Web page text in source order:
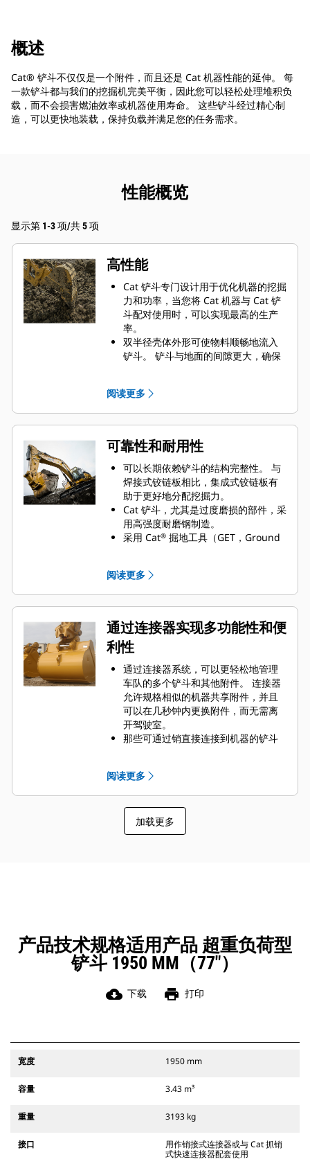
概述
Cat® 铲斗不仅仅是一个附件，而且还是 Cat 机器性能的延伸。 每
一款铲斗都与我们的挖掘机完美平衡，因此您可以轻松处理堆积负
载，而不会损害燃油效率或机器使用寿命。 这些铲斗经过精心制
造，可以更快地装载，保持负载并满足您的任务需求。
性能概览
显示第 1-3 项/共 5 项
高性能
Cat 铲斗专门设计用于优化机器的挖掘
力和功率，当您将 Cat 机器与 Cat 铲
斗配对使用时，可以实现最高的生产
率。
双半径壳体外形可使物料顺畅地流入
铲斗。 铲斗与地面的间隙更大，确保
油耗在挖掘过程中达到峰值。 Cat 铲
斗可以快速铲挖物料，提高了机器的
整体工作效率。
可在更短的时间内装载更多的物料。
对于每次装载，铲斗形状和侧挡板都
可将大部分物料保留在铲斗内。
阅读更多
可靠性和耐用性
可以长期依赖铲斗的结构完整性。 与
焊接式铰链板相比，集成式铰链板有
助于更好地分配挖掘力。
Cat 铲斗，尤其是过度磨损的部件，采
用高强度耐磨钢制造。
采用 Cat® 掘地工具（GET，Ground
铲刀有助于保护铲斗中最常接触和穿
过物料的部件。
通过为您的铲斗和应用组合选择正确
的 GET 来降低维护成本。
铲斗齿尖提供多种选择，确保适合您
的具体应用。 无论您需要获得平整的
挖掘底面还是挖掘坚硬、磨蚀性的物
料，总会有一款齿尖解决方案适合
您。
阅读更多
通过连接器实现多功能性和便
利性
通过连接器系统，可以更轻松地管理
车队的多个铲斗和其他附件。 连接器
允许规格相似的机器共享附件，并且
可以在几秒钟内更换附件，而无需离
开驾驶室。
那些可通过销直接连接到机器的铲斗
性能铲斗配有一个可优化挖掘力的凹
进销，当与 Cat 抓销式快速连接器配
套使用时，可为铲斗提供更快的循环
时间。
此外，Cat 抓销式快速连接器还允许操
带式挖掘机和所有轮式挖掘机兼容。
此外，还提供挖沟宽度连接器。
与 CW 专用连接器系统兼容的附件采
用固定式快速连接器铰接件。 CW 专
用连接器采用楔式锁定系统，确保始
终稳固地连接附件。
阅读更多
加载更多
产品技术规格适用产品 超重负荷型
铲斗 1950 MM（77"）
cloud_download 下载 print 打印
宽度 1950 mm
容量 3.43 m³
重量 3193 kg
接口
用作销接式连接器或与 Cat 抓销
式快速连接器配套使用